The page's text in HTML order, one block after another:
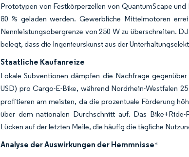
Prototypen von Festkörperzellen von QuantumScape
80 % geladen werden. Gewerbliche Mittelmotoren
Nennleistungsobergrenze von 250 W zu überschreiten.
belegt, dass die Ingenieurskunst aus der
Staatliche Kaufanreize
Lokale Subventionen dämpfen die Nachfrage
USD) pro Cargo-E-Bike, während Nordrhein-Westfalen
profitieren am meisten, da die prozentuale Förderung
über dem nationalen Durchschnitt auf. Das
Lücken auf der letzten Meile, die häufig die tägliche
Analyse der Auswirkungen der Hemmnisse*